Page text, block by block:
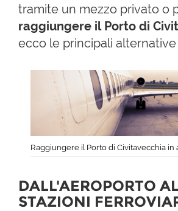
tramite un mezzo privato o
raggiungere il Porto di
ecco le principali alternative
Raggiungere il Porto di Civitavecchia in
DALL'AEROPORTO
STAZIONI